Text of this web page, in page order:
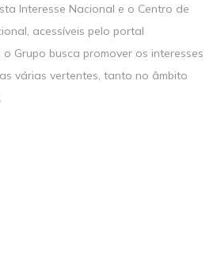
Interesse Nacional e o Centro de
acessíveis pelo portal
Grupo busca promover os interesses
várias vertentes, tanto no âmbito